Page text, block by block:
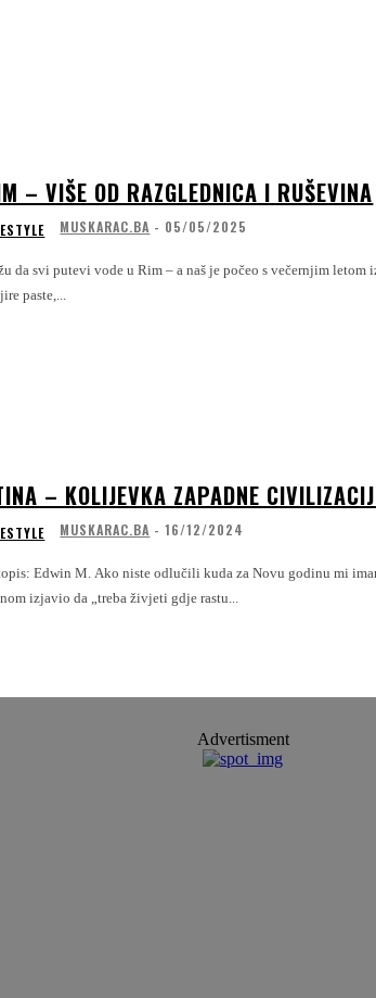
– VIŠE OD RAZGLEDNICA I RUŠEVINA
MUSKARAC.BA - 05/05/2025
da svi putevi vode u Rim – a naš je počeo s večernjim
paste,...
– KOLIJEVKA ZAPADNE
MUSKARAC.BA - 16/12/2024
kuda za Novu godinu mi imamo prijedlog. Atina! Grad bogate historije, dobre hrane, zabave i ugodne klime. Filozof Sokrat je
izjavio da „treba živjeti gdje rastu...
Advertisment